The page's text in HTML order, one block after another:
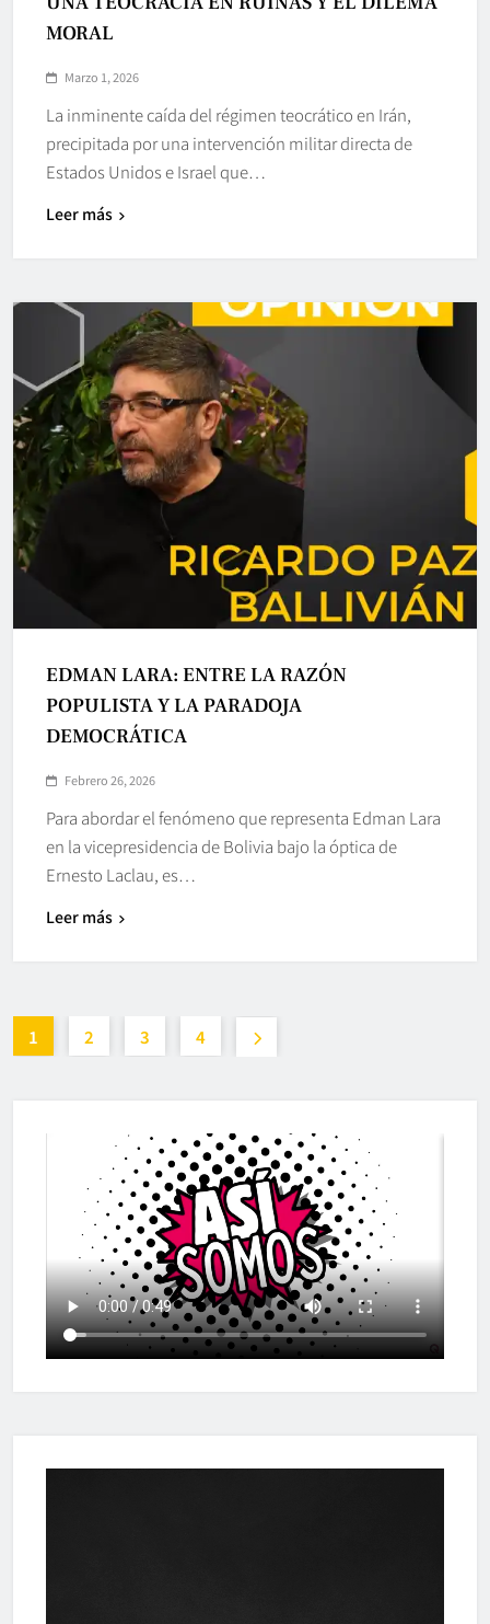
MORAL
Marzo 1, 2026
La inminente caída del régimen teocrático en Irán,
precipitada por una intervención militar directa de
Estados Unidos e Israel que…
Leer más
EDMAN LARA: ENTRE LA RAZÓN
POPULISTA Y LA PARADOJA
DEMOCRÁTICA
Febrero 26, 2026
Para abordar el fenómeno que representa Edman Lara
en la vicepresidencia de Bolivia bajo la óptica de
Ernesto Laclau, es…
Leer más
1 2 3 4